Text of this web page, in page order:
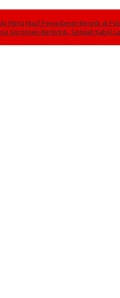
Minta Maaf Pemadaman Bergilir di
Gorontalo Berlistrik, Setelah Kabel